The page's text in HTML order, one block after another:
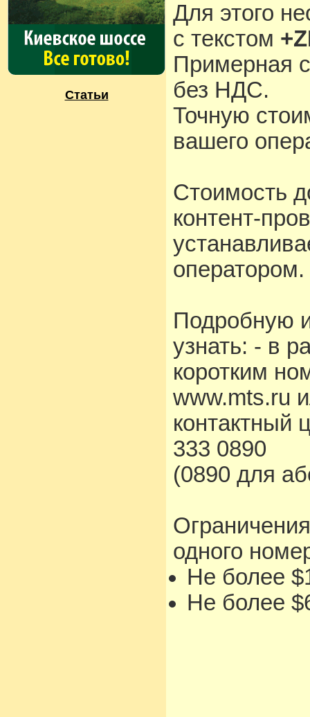
Статьи
Для этого
с текстом
Примерная
без НДС.
Точную
вашего
Стоимость
контент-
оператором.
Подробную
узнать: - в
коротким
www.mts.ru
контактный
333 0890
(0890 для
одного
Не более
Не более